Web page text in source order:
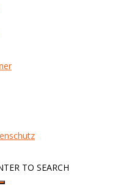
TO SEARCH